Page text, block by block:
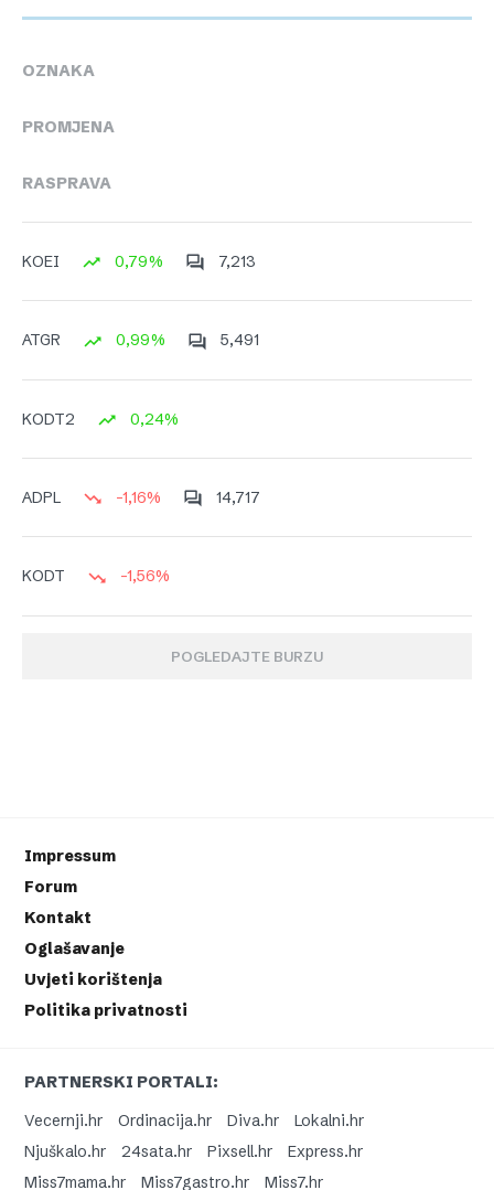
OZNAKA
PROMJENA
RASPRAVA
KOEI 0,79% 7,213
ATGR 0,99% 5,491
KODT2 0,24%
ADPL -1,16% 14,717
KODT -1,56%
POGLEDAJTE BURZU
Impressum
Forum
Kontakt
Oglašavanje
Uvjeti korištenja
Politika privatnosti
PARTNERSKI PORTALI:
Vecernji.hr
Ordinacija.hr Diva.hr
Lokalni.hr
Njuškalo.hr
24sata.hr Pixsell.hr
Express.hr
Miss7mama.hr
Miss7gastro.hr Miss7.hr